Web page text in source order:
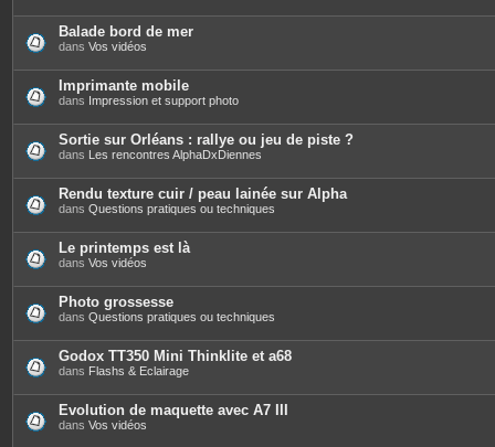
t
Balade bord de mer
dans Vos vidéos
Imprimante mobile
dans Impression et support photo
Sortie sur Orléans : rallye ou jeu de piste ?
dans Les rencontres AlphaDxDiennes
Rendu texture cuir / peau lainée sur Alpha
dans Questions pratiques ou techniques
Le printemps est là
dans Vos vidéos
Photo grossesse
dans Questions pratiques ou techniques
Godox TT350 Mini Thinklite et a68
dans Flashs & Eclairage
Evolution de maquette avec A7 III
dans Vos vidéos